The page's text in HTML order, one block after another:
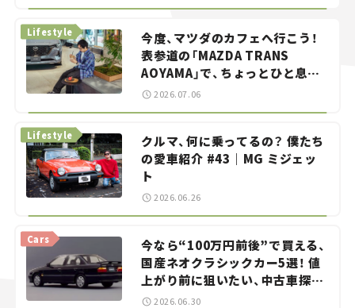
今度、マツダのカフェへ行こう！
表参道の「MAZDA TRANS
AOYAMA」で、ちょっとひと息。
——連載｜CCGとクルマでどうす
Lifestyle
2026.07.06
クルマ、何に乗ってるの？ 僕たち
の愛車紹介 #43｜MG ミジェッ
ト
Lifestyle
2026.06.26
今なら“100万円前後”で買える、
国産ネオクラシックカー5選！ 値
上がり前に狙いたい、中古車探し
をお手伝い――ちょっとイケてるマ
Cars
2026.06.30